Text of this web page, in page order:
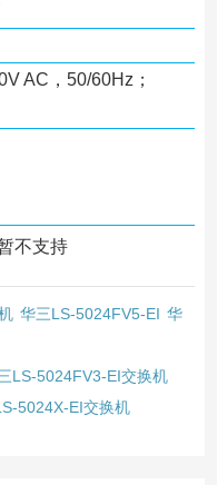
AC，50/60Hz；
不支持
华三LS-5024FV5-EI 华
LS-5024FV3-EI交换机
5024X-EI交换机